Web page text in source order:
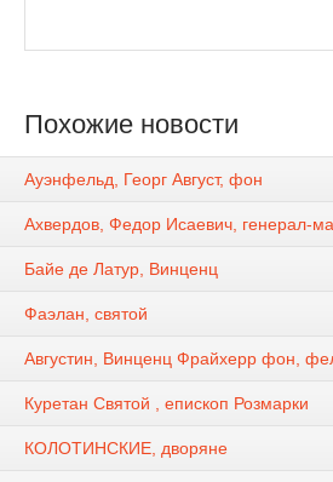
Похожие новости
Ауэнфельд, Георг Август, фон
Ахвердов, Федор Исаевич, генерал-
Байе де Латур, Винценц
Фаэлан, святой
Августин, Винценц Фрайхерр фон,
Куретан Святой , епископ Розмарки
КОЛОТИНСКИЕ, дворяне